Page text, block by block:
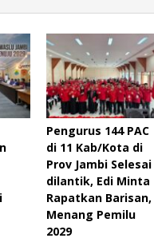
Pengurus 144 PAC
di 11 Kab/Kota di
Prov Jambi Selesai
dilantik, Edi Minta
Rapatkan Barisan,
Menang Pemilu
2029